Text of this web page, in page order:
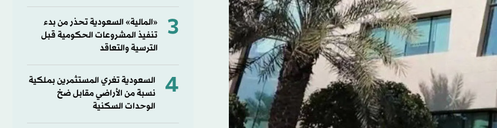
3
«المالية» السعودية تحذر من بدء
تنفيذ المشروعات الحكومية قبل
الترسية والتعاقد
4
السعودية تغري المستثمرين بملكية
نسبة من الأراضي مقابل ضخ
الوحدات السكنية